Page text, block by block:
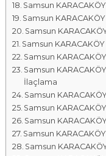
Samsun
Samsun
Samsun
Samsun
Samsun
Samsun
İlaçlama
Samsun
Samsun
Samsun
Samsun
Samsun